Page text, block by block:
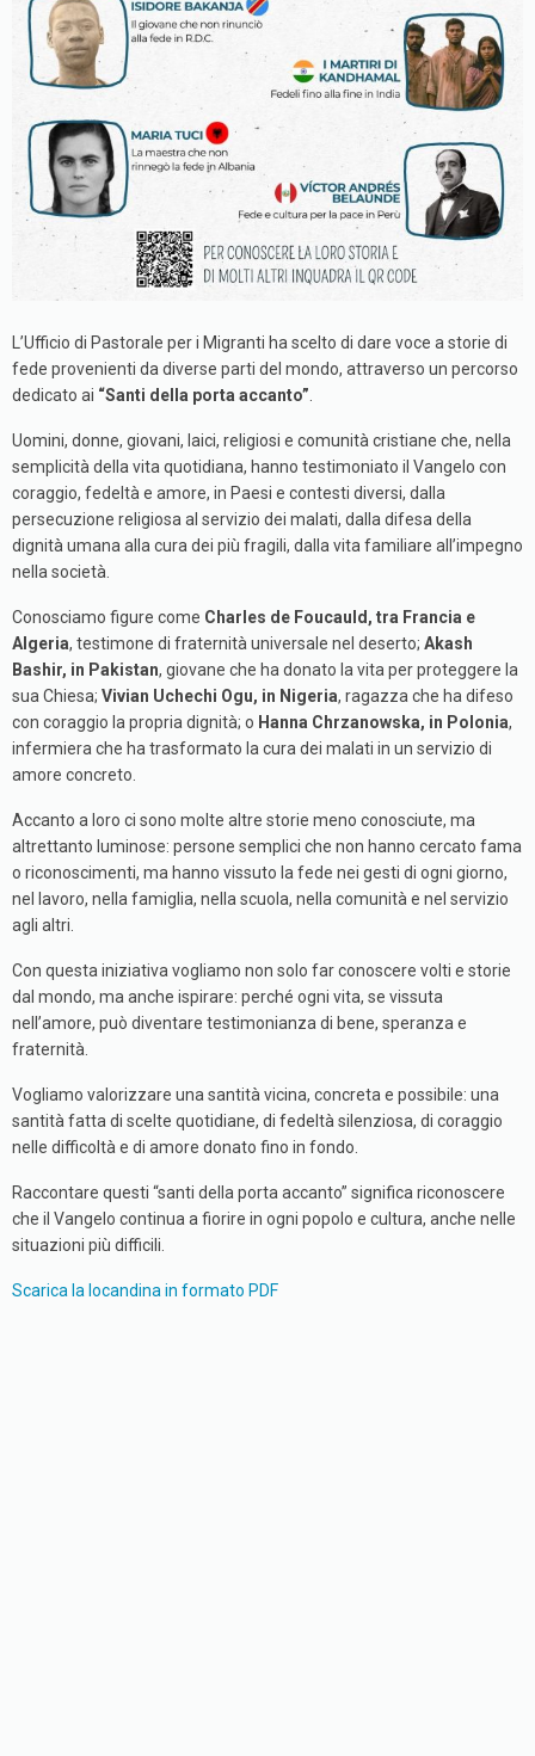
L’Ufficio di Pastorale per i Migranti ha scelto di dare voce a storie di
fede provenienti da diverse parti del mondo, attraverso un percorso
dedicato ai “Santi della porta accanto”.
Uomini, donne, giovani, laici, religiosi e comunità cristiane che, nella
semplicità della vita quotidiana, hanno testimoniato il Vangelo con
coraggio, fedeltà e amore, in Paesi e contesti diversi, dalla
persecuzione religiosa al servizio dei malati, dalla difesa della
dignità umana alla cura dei più fragili, dalla vita familiare all’impegno
nella società.
Conosciamo figure come Charles de Foucauld, tra Francia e
Algeria, testimone di fraternità universale nel deserto; Akash
Bashir, in Pakistan, giovane che ha donato la vita per proteggere la
sua Chiesa; Vivian Uchechi Ogu, in Nigeria, ragazza che ha difeso
con coraggio la propria dignità; o Hanna Chrzanowska, in Polonia,
infermiera che ha trasformato la cura dei malati in un servizio di
amore concreto.
Accanto a loro ci sono molte altre storie meno conosciute, ma
altrettanto luminose: persone semplici che non hanno cercato fama
o riconoscimenti, ma hanno vissuto la fede nei gesti di ogni giorno,
nel lavoro, nella famiglia, nella scuola, nella comunità e nel servizio
agli altri.
Con questa iniziativa vogliamo non solo far conoscere volti e storie
dal mondo, ma anche ispirare: perché ogni vita, se vissuta
nell’amore, può diventare testimonianza di bene, speranza e
fraternità.
Vogliamo valorizzare una santità vicina, concreta e possibile: una
santitàfatta di scelte quotidiane, di fedeltà silenziosa, di coraggio
nelle difficoltà e di amore donato fino in fondo.
Raccontare questi “santi della porta accanto” significa riconoscere
che il Vangelo continua a fiorire in ogni popolo e cultura, anche nelle
situazioni più difficili.
Scarica la locandina in formato PDF